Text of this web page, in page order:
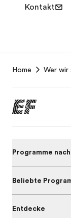
Kontakt
Footer
Home Wer wir
Programme
Beliebte
Entdecke